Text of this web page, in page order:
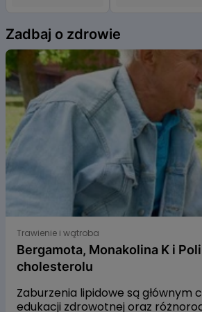
Informacja alergiczna: Nie zawiera
składników mlecznych, selera, gorczycy,
Producent:
YANGO Sp. z o.o.
1
of
6
Zadbaj o zdrowie
Trawienie i wątroba
Bergamota, Monakolina K i
cholesterolu
Zaburzenia lipidowe są
edukacji zdrowotnej oraz